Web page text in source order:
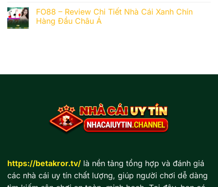
FO88 – Review Chi Tiết Nhà Cái Xanh Chín
Hàng Đầu Châu Á
https://betakror.tv/ là nền tảng tổng hợp và đánh giá
các nhà cái uy tín chất lượng, giúp người chơi dễ dàng